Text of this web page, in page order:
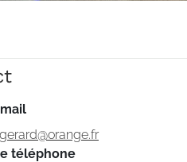
téléphone